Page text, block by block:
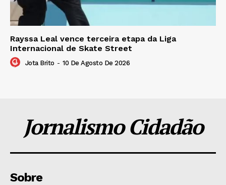
Rayssa Leal vence terceira etapa da Liga
Internacional de Skate Street
Jota Brito - 10 De Agosto De 2026
Jornalismo Cidadão
Sobre